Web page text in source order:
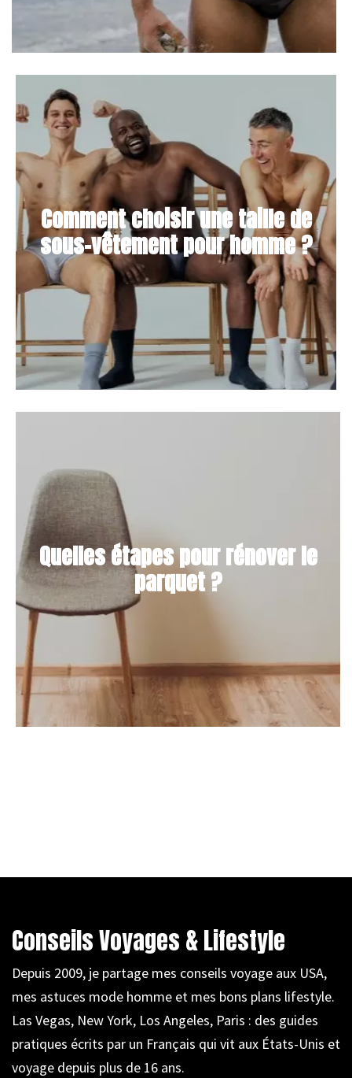
Comment choisir une taille de
sous-vêtement pour homme ?
Quelles étapes pour rénover le
parquet ?
Conseils Voyages & Lifestyle
Depuis 2009, je partage mes conseils voyage aux USA,
mes astuces mode homme et mes bons plans lifestyle.
Las Vegas, New York, Los Angeles, Paris : des guides
pratiques écrits par un Français qui vit aux États-Unis et
voyage depuis plus de 16 ans.